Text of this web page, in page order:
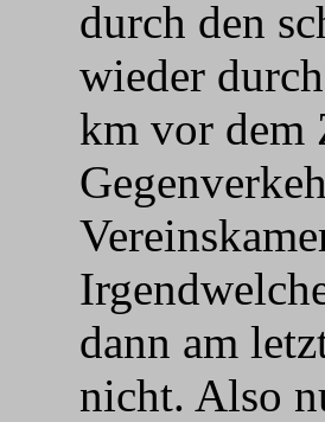
durch den
wieder
km vor dem
dann am
nicht. Also